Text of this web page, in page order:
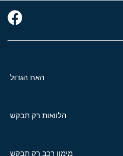
האח הגדול
הלוואות רק תבקש
מימון רכב רק תבקש